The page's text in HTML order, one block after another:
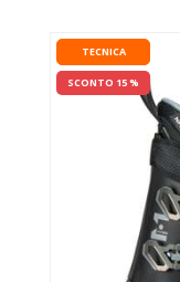
TECNICA
SCONTO 15 %